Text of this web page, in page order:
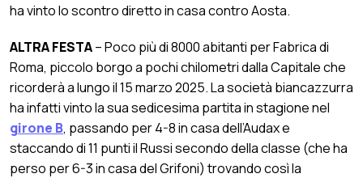
ha vinto lo scontro diretto in casa contro Aosta.
ALTRA FESTA– Poco più di 8000 abitanti per Fabrica di
Roma, piccolo borgo a pochi chilometri dalla Capitale che
ricorderà a lungo il 15 marzo 2025. La società biancazzurra
ha infatti vinto la sua sedicesima partita in stagione nel
girone B, passando per 4-8 in casa dell’Audax e
staccando di 11 punti il Russi secondo della classe (che ha
perso per 6-3 in casa del Grifoni) trovando così la